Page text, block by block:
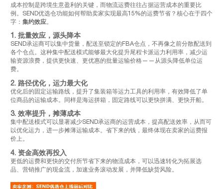
成本控制是跨境生意盈利的关键，而物流运费往往占据运营成本的重要比
例。SEND优选仓功能如何帮助卖家实现最高15%的运费节省？核心在于四个
字： 集约效应。
1. 批量效应，源头降本
SEND承运商可以集中货量，配送至锁定的FBA仓点，不再像之前分散配送到
各个仓点。这种集中配送模式能够最大化提升尾程卡派运力利用率，减少运
输资源浪费，提供更快速、更优惠的批量运输价格——从源头降低单位运
费。
2. 路径优化，运力最大化
优化后的固定运输路线，提升了集装箱等运力工具的利用率，有效降低了单
位商品的运输成本。同样是海运拼箱，固定路线可以更快拼满、更快开船。
3. 效率提升，摊薄成本
集中配送模式可以显著减少SEND承运商的运营成本，提高配送效率，从而可
以优化运力，进一步摊薄运输成本。省下来的钱，最终体现在卖家的运费报
价上。
4. 资金高效再投入
更低的运费和更快的交付所节省下来的物流成本，可以迅速转化为拓展选
品、营销推广的现金流，加速业务滚动发展，并降低缺货风险。